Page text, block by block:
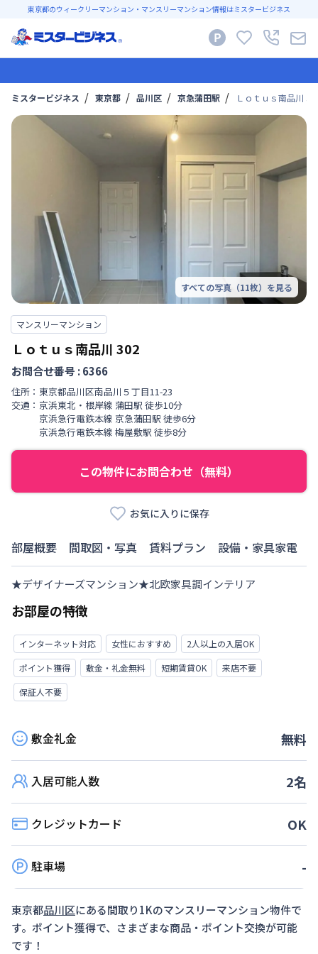
東京都のウィークリーマンション・マンスリーマンション情報はミスタービジネス
ミスタービジネス 東京都 品川区 京急蒲田駅 Ｌｏｔｕｓ南品川
すべての写真（11枚）を見る
マンスリーマンション
Ｌｏｔｕｓ南品川 302
お問合せ番号 :6366
住所： 東京都品川区南品川 ５丁目11-23
交通： 京浜東北・根岸線 蒲田駅 徒歩10分
京浜急行電鉄本線 京急蒲田駅 徒歩6分
京浜急行電鉄本線 梅屋敷駅 徒歩8分
この物件にお問合わせ（無料）
お気に入りに保存
部屋概要 間取図・写真 賃料プラン 設備・家具家電
★デザイナーズマンション★北欧家具調インテリア
お部屋の特徴
インターネット対応 女性におすすめ
2人以上の入居OK
ポイント獲得
敷金・礼金無料 短期賃貸OK
来店不要
保証人不要
敷金礼金 無料
入居可能人数 2名
クレジットカード OK
駐車場 -
東京都品川区にある間取り1Kのマンスリーマンション物件で
す。ポイント獲得で、さまざまな商品・ポイント交換が可能
です！